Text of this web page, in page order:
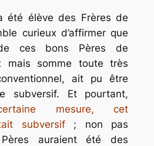
été élève des Frères de
curieux d’affirmer que
de ces bons Pères de
mais somme toute très
ait pu être
subversif. Et pourtant,
mesure, cet
subversif ; non pas
auraient été des